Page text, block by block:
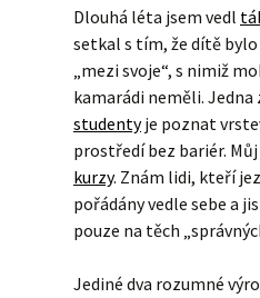
Dlouhá léta jsem vedl
setkal s tím, že dítě bylo
„mezi svoje“, s nimiž
kamarádi neměli. Jedna
studentyje poznat
prostředí bez bariér.
kurzy. Znám lidi, kteří
pořádány vedle sebe a
pouze na těch
Jediné dva rozumné